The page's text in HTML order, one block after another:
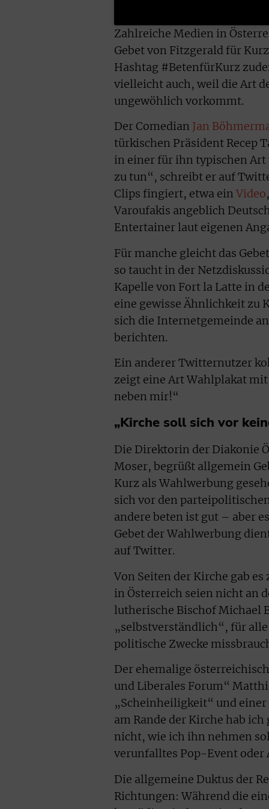
Zahlreiche Medien in
Gebet von Fitzgerald für
Hashtag #BetenfürKurz
vielleicht auch, weil die Art
ungewöhlich vorkommt.
Der Comedian Jan
türkischen Präsident Recep
in einer für ihn typischen Art
zu tun“, schreibt er auf
Clips fingiert, etwa ein Video
Varoufakis angeblich
Entertainer laut eigenen
Für manche gleicht das
so taucht in der
Kapelle von Fort la Latte in
eine gewisse Ähnlichkeit zu
sich die Internetgemeinde
berichten.
Ein anderer Twitternutzer
zeigt eine Art Wahlplakat
neben mir!“
„Kirche soll sich vor
Die Direktorin der Diakonie
Moser, begrüßt allgemein
Kurz als Wahlwerbung
sich vor den
andere beten ist gut – aber
Gebet der Wahlwerbung
auf Twitter.
Von Seiten der Kirche gab
in Österreich seien nicht an
lutherische Bischof Michael
„selbstverständlich“, für
politische Zwecke
Der ehemalige
und Liberales Forum“
„Scheinheiligkeit“ und
am Rande der Kirche hab
nicht, wie ich ihn nehmen
verunfalltes Pop-Event
Die allgemeine Duktus der
Richtungen: Während die